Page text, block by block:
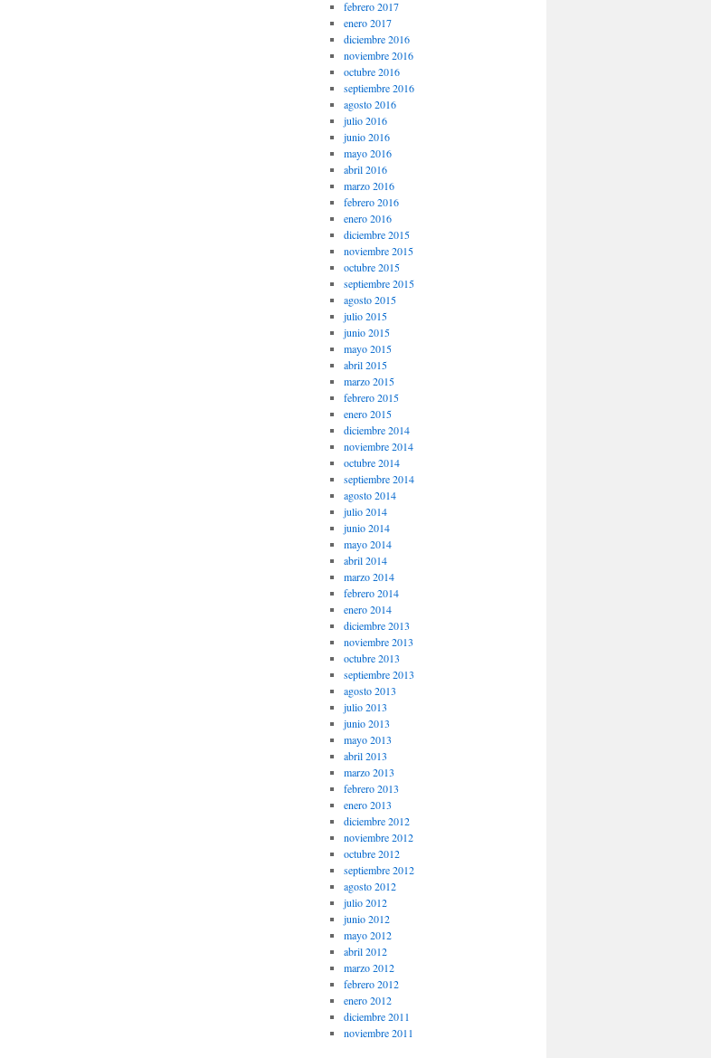
febrero 2017
enero 2017
diciembre 2016
noviembre 2016
octubre 2016
septiembre 2016
agosto 2016
julio 2016
junio 2016
mayo 2016
abril 2016
marzo 2016
febrero 2016
enero 2016
diciembre 2015
noviembre 2015
octubre 2015
septiembre 2015
agosto 2015
julio 2015
junio 2015
mayo 2015
abril 2015
marzo 2015
febrero 2015
enero 2015
diciembre 2014
noviembre 2014
octubre 2014
septiembre 2014
agosto 2014
julio 2014
junio 2014
mayo 2014
abril 2014
marzo 2014
febrero 2014
enero 2014
diciembre 2013
noviembre 2013
octubre 2013
septiembre 2013
agosto 2013
julio 2013
junio 2013
mayo 2013
abril 2013
marzo 2013
febrero 2013
enero 2013
diciembre 2012
noviembre 2012
octubre 2012
septiembre 2012
agosto 2012
julio 2012
junio 2012
mayo 2012
abril 2012
marzo 2012
febrero 2012
enero 2012
diciembre 2011
noviembre 2011